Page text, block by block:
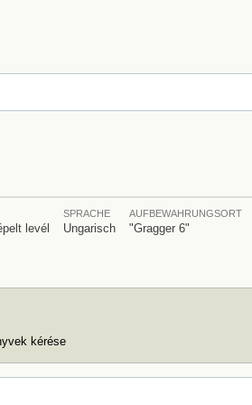
levél
SPRACHE
Ungarisch
AUFBEWAHRUNGSORT
"Gragger 6"
kérése